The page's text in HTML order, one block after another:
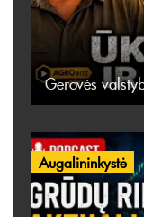
Gerovės
Augalininkystė